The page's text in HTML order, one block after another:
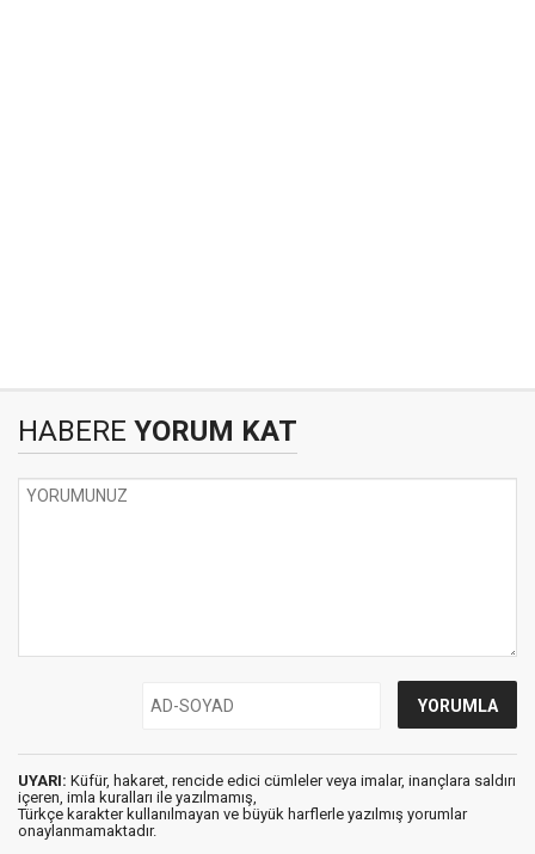
HABERE YORUM KAT
UYARI: Küfür, hakaret, rencide edici cümleler veya imalar, inançlara saldırı
içeren, imla kuralları ile yazılmamış,
Türkçe karakter kullanılmayan ve büyük harflerle yazılmış yorumlar
onaylanmamaktadır.